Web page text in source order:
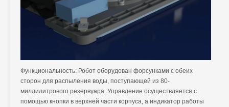
Функциональность: Робот оборудован форсунками с обеих
сторон для распыления воды, поступающей из 80-
миллилитрового резервуара. Управление осуществляется с
помощью кнопки в верхней части корпуса, а индикатор работы